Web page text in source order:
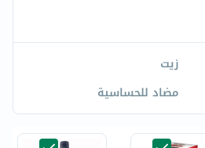
زيت
مضاد للحساسية